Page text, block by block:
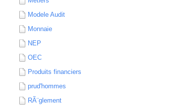
Modele Audit
Monnaie
NEP
OEC
Produits financiers
prud'hommes
RÃ¨glement